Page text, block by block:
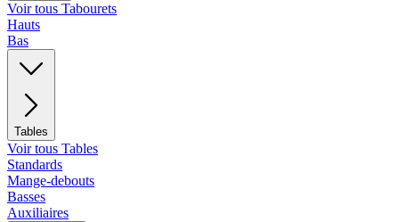
Voir tous Tabourets
Hauts
Bas
Tables
Voir tous Tables
Standards
Mange-debouts
Basses
Auxiliaires